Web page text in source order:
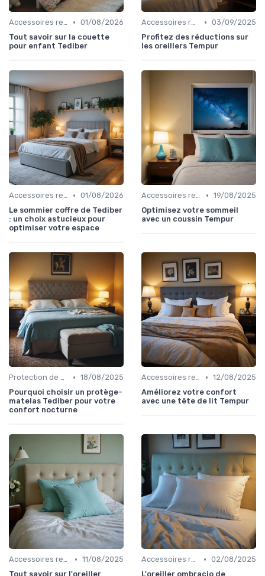
Accessoires recommandés • 01/08/2026
Tout savoir sur la couette
pour enfant Tediber
Accessoires recommandés • 03/09/2025
Profitez des réductions sur
les oreillers Tempur
Accessoires recommandés • 01/08/2026
Le sommier coffre de Tediber
: un choix astucieux pour
optimiser votre espace
Accessoires recommandés • 19/08/2025
Optimisez votre sommeil
avec un coussin Tempur
Protection de matelas • 18/08/2025
Pourquoi choisir un protège-
matelas Tediber pour votre
confort nocturne
Accessoires recommandés • 12/08/2025
Améliorez votre confort
avec une tête de lit Tempur
Accessoires recommandés • 11/08/2025
Tout savoir sur l'oreiller
Accessoires recommandés • 02/08/2025
L'oreiller ombracio de